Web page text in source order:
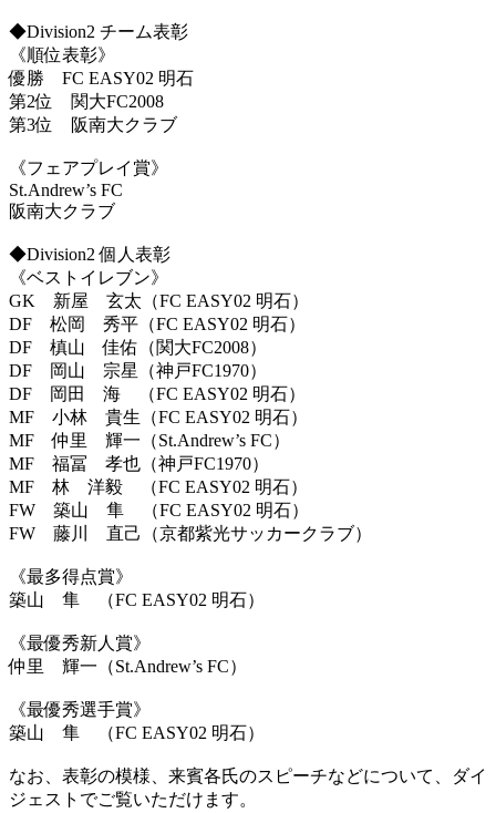
◆Division2 チーム表彰
《順位表彰》
優勝 FC EASY02 明石
第2位 関大FC2008
第3位 阪南大クラブ
《フェアプレイ賞》
St.Andrew’s FC
阪南大クラブ
◆Division2 個人表彰
《ベストイレブン》
GK 新屋 玄太（FC EASY02 明石）
DF 松岡 秀平（FC EASY02 明石）
DF 槙山 佳佑（関大FC2008）
DF 岡山 宗星（神戸FC1970）
DF 岡田 海 （FC EASY02 明石）
MF 小林 貴生（FC EASY02 明石）
MF 仲里 輝一（St.Andrew’s FC）
MF 福冨 孝也（神戸FC1970）
MF 林 洋毅 （FC EASY02 明石）
FW 築山 隼 （FC EASY02 明石）
FW 藤川 直己（京都紫光サッカークラブ）
《最多得点賞》
築山 隼 （FC EASY02 明石）
《最優秀新人賞》
仲里 輝一（St.Andrew’s FC）
《最優秀選手賞》
築山 隼 （FC EASY02 明石）
なお、表彰の模様、来賓各氏のスピーチなどについて、ダイ
ジェストでご覧いただけます。